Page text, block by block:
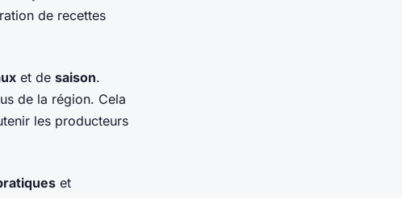
de recettes
et de saison.
de la région. Cela
les producteurs
et